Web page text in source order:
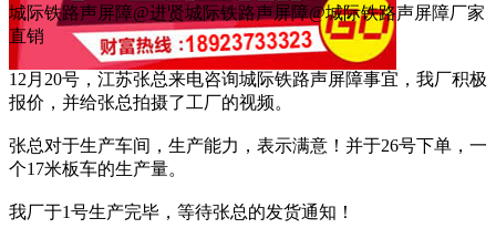
城际铁路声屏障@进贤城际铁路声屏障@城际铁路声屏障厂家
直销
12月20号，江苏张总来电咨询城际铁路声屏障事宜，我厂积极
报价，并给张总拍摄了工厂的视频。
张总对于生产车间，生产能力，表示满意！并于26号下单，一
个17米板车的生产量。
我厂于1号生产完毕，等待张总的发货通知！